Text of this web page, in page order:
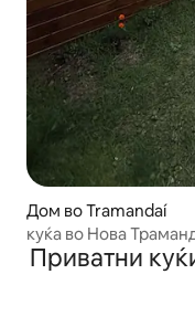
Дом во Tramandaí
куќа во Нова
Приватни